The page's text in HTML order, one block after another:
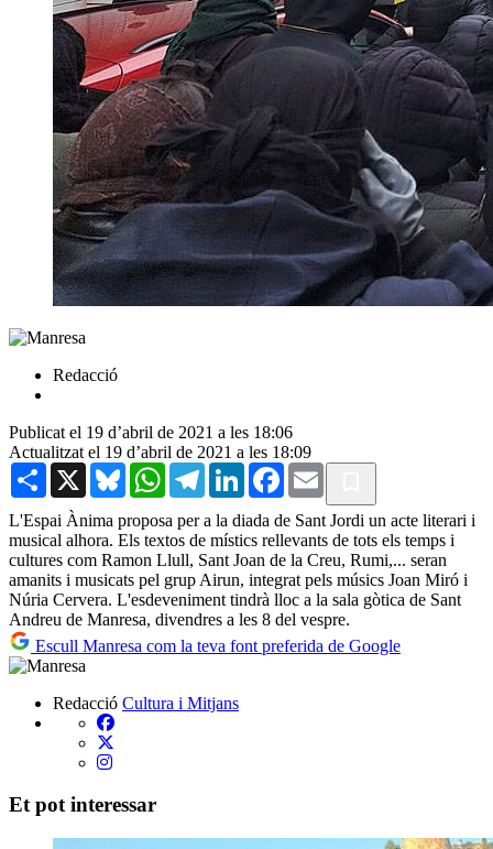
Redacció
Publicat el 19 d’abril de 2021 a les 18:06
Actualitzat el 19 d’abril de 2021 a les 18:09
Share X BlueskyWhatsAppTelegramLinkedInFacebook
Email
L'Espai Ànima proposa per a la diada de Sant Jordi un acte literari i
musical alhora. Els textos de místics rellevants de tots els temps i
cultures com Ramon Llull, Sant Joan de la Creu, Rumi,... seran
amanits i musicats pel grup Airun, integrat pels músics Joan Miró i
Núria Cervera. L'esdeveniment tindrà lloc a la sala gòtica de Sant
Andreu de Manresa, divendres a les 8 del vespre.
Escull Manresa com la teva font preferida de Google
Redacció Cultura i Mitjans
Et pot interessar